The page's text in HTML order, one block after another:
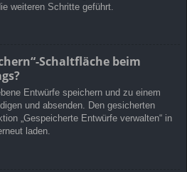
weiteren Schritte geführt.
Schaltfläche beim
Entwürfe speichern und zu einem
und absenden. Den gesicherten
„Gespeicherte Entwürfe verwalten“ in
laden.